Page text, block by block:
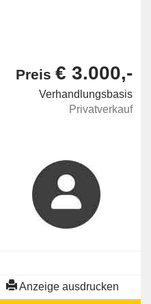
Preis € 3.000,-
Verhandlungsbasis
Privatverkauf
Anzeige ausdrucken